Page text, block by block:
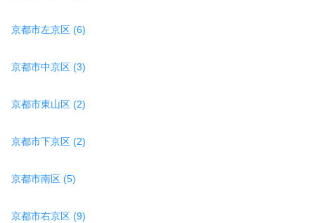
京都市左京区 (6)
京都市中京区 (3)
京都市東山区 (2)
京都市下京区 (2)
京都市南区 (5)
京都市右京区 (9)